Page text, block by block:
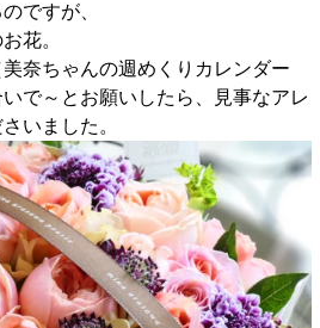
ですが、
花。
奈ちゃんの週めくりカレンダー
で～とお願いしたら、見事なアレ
いました。